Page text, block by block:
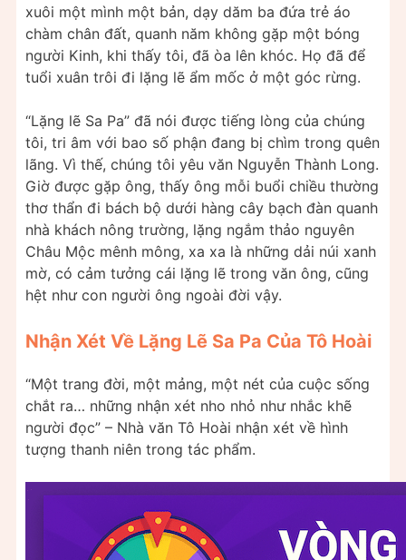
xuôi một mình một bản, dạy dăm ba đứa trẻ áo
chàm chân đất, quanh năm không gặp một bóng
người Kinh, khi thấy tôi, đã òa lên khóc. Họ đã để
tuổi xuân trôi đi lặng lẽ ẩm mốc ở một góc rừng.
“Lặng lẽ Sa Pa” đã nói được tiếng lòng của chúng
tôi, tri âm với bao số phận đang bị chìm trong quên
lãng. Vì thế, chúng tôi yêu văn Nguyễn Thành Long.
Giờ được gặp ông, thấy ông mỗi buổi chiều thường
thơ thẩn đi bách bộ dưới hàng cây bạch đàn quanh
nhà khách nông trường, lặng ngắm thảo nguyên
Châu Mộc mênh mông, xa xa là những dải núi xanh
mờ, có cảm tưởng cái lặng lẽ trong văn ông, cũng
hệt như con người ông ngoài đời vậy.
Nhận Xét Về Lặng Lẽ Sa Pa Của Tô Hoài
“Một trang đời, một mảng, một nét của cuộc sống
chắt ra… những nhận xét nho nhỏ như nhắc khẽ
người đọc” – Nhà văn Tô Hoài nhận xét về hình
tượng thanh niên trong tác phẩm.